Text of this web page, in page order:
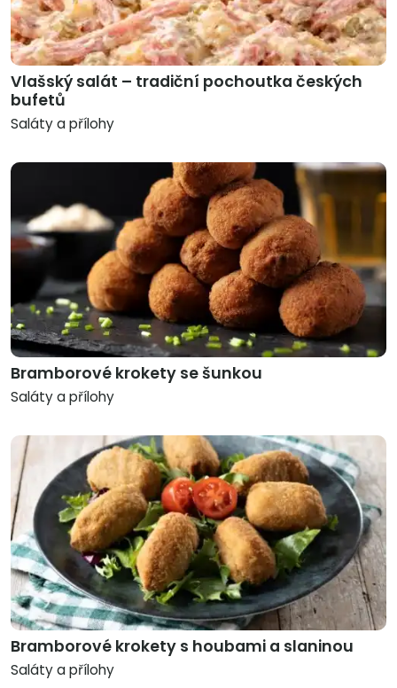
Vlašský salát – tradiční pochoutka českých
bufetů
Saláty a přílohy
Bramborové krokety se šunkou
Saláty a přílohy
Bramborové krokety s houbami a slaninou
Saláty a přílohy